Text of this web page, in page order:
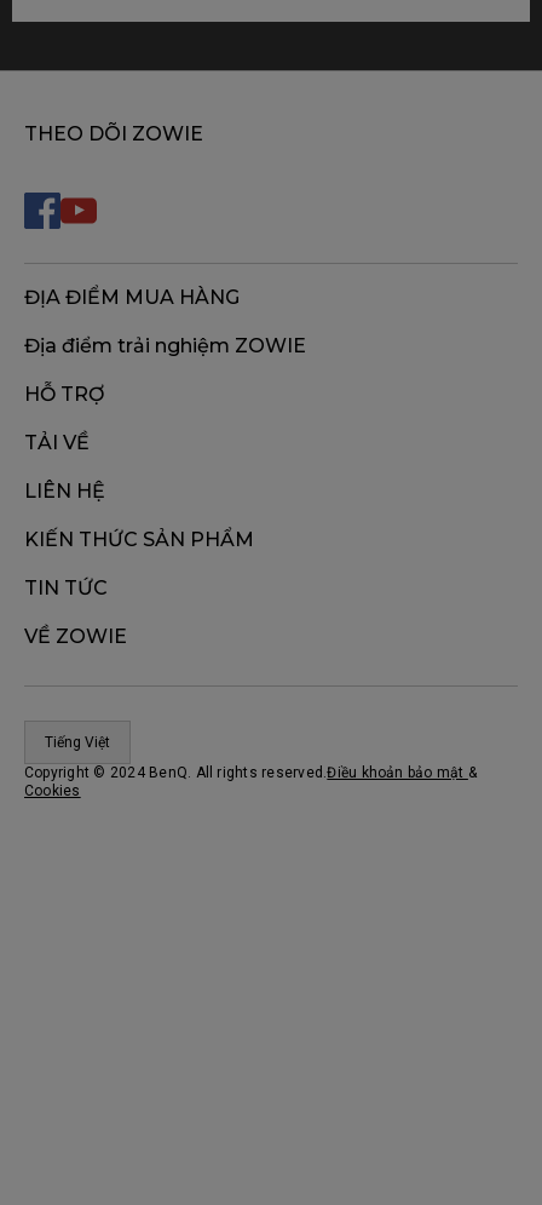
THEO DÕI ZOWIE
ĐỊA ĐIỂM MUA HÀNG
Địa điểm trải nghiệm ZOWIE
HỖ TRỢ
TẢI VỀ
LIÊN HỆ
KIẾN THỨC SẢN PHẨM
TIN TỨC
VỀ ZOWIE
Tiếng Việt
Copyright © 2024 BenQ. All rights reserved.Điều khoản bảo mật &
Cookies